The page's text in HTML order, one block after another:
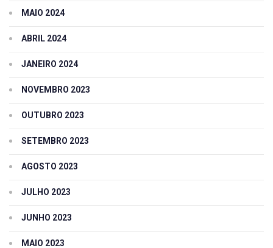
MAIO 2024
ABRIL 2024
JANEIRO 2024
NOVEMBRO 2023
OUTUBRO 2023
SETEMBRO 2023
AGOSTO 2023
JULHO 2023
JUNHO 2023
MAIO 2023